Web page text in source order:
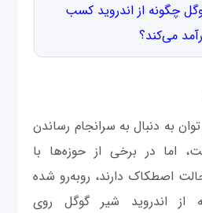
چگونه از اندروید کسب
می‌کند؟
به دنبال به سرانجام رساندن
اما در برخی از حوزه‌ها با
اصطکاک دارند، روبه‌رو شده
اندروید شیر گوگل روی